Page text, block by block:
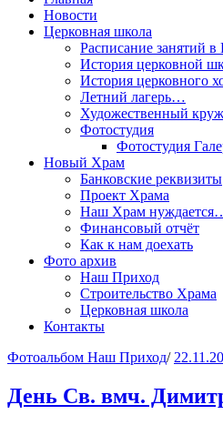
Новости
Церковная школа
Расписание занятий
История церковной
История церковного
Летний лагерь…
Художественный
Фотостудия
Фотостудия
Новый Храм
Банковские реквизиты
Проект Храма
Наш Храм
Финансовый отчёт
Как к нам доехать
Фото архив
Наш Приход
Строительство Храма
Церковная школа
Контакты
Фотоальбом Наш Приход/
День Св. вмч.